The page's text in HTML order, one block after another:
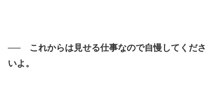
── これからは見せる仕事なので自慢してくださ
いよ。